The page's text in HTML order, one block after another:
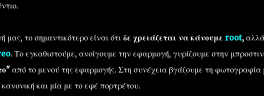
το σημαντικότερο είναι ότι δε χρειάζεται να κάνουμε root,
. Το εγκαθιστούμε, ανοίγουμε την εφαρμογή, γυρίζουμε στην
από το μενού της εφαρμογής. Στη συνέχεια βγάζουμε τη φωτογραφία
και μία με το εφέ πορτρέτου.